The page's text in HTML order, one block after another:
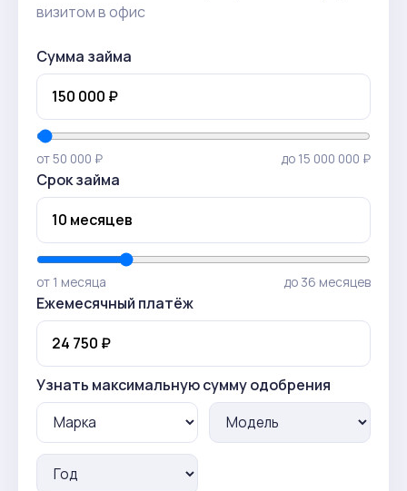
визитом в офис
Сумма займа
от 50 000 ₽ до 15 000 000 ₽
Срок займа
от 1 месяца до 36 месяцев
Ежемесячный платёж
Узнать максимальную сумму одобрения